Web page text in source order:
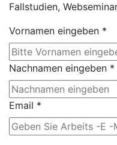
Fallstudien,
Vornamen eingeben *
Nachnamen eingeben *
Email *